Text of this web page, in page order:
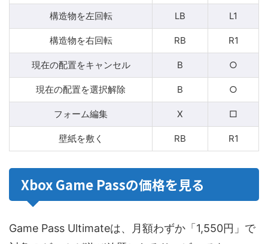
構造物を左回転 LB L1
構造物を右回転 RB R1
現在の配置をキャンセル B ○
現在の配置を選択解除 B ○
フォーム編集 X □
壁紙を敷く RB R1
Xbox Game Passの価格を見る
Game Pass Ultimateは、月額わずか「1,550円」で